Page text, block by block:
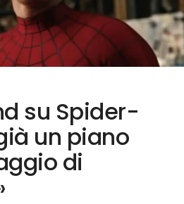
su Spider-
un piano
di